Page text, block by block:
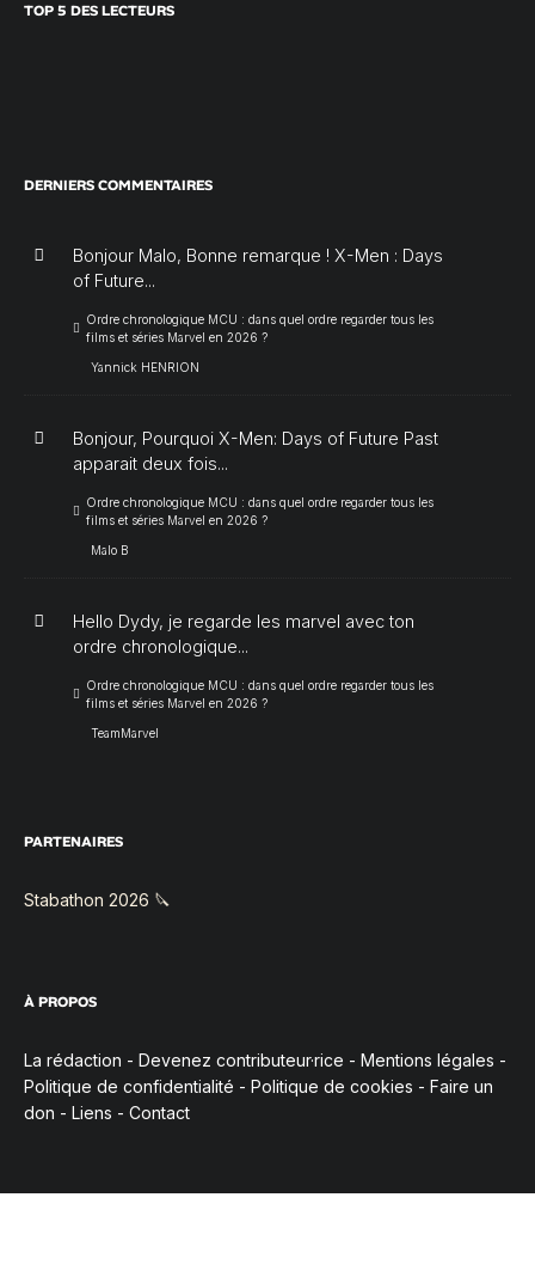
TOP 5 DES LECTEURS
DERNIERS COMMENTAIRES
Bonjour Malo, Bonne remarque ! X-Men : Days
of Future...
Ordre chronologique MCU : dans quel ordre regarder tous les
films et séries Marvel en 2026 ?
Yannick HENRION
Bonjour, Pourquoi X-Men: Days of Future Past
apparait deux fois...
Ordre chronologique MCU : dans quel ordre regarder tous les
films et séries Marvel en 2026 ?
Malo B
Hello Dydy, je regarde les marvel avec ton
ordre chronologique...
Ordre chronologique MCU : dans quel ordre regarder tous les
films et séries Marvel en 2026 ?
TeamMarvel
PARTENAIRES
Stabathon 2026 🔪
À PROPOS
La rédaction - Devenez contributeur·rice - Mentions légales -
Politique de confidentialité - Politique de cookies - Faire un
don - Liens - Contact